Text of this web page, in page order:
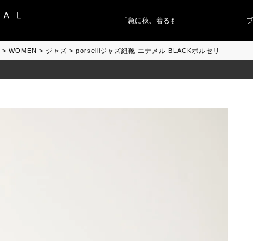
「急に秋、着るものがない」 「キレイなニ
WOMEN ジャズ porselliジャズ紐靴 エナメル BLACKポルセリ